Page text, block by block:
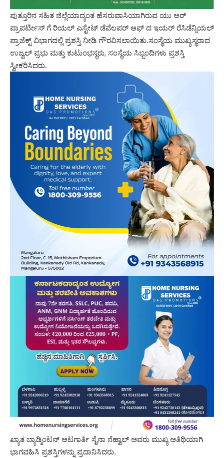
ಪುತ್ತೂರಿನ ಸಹಿತ ಜಿಲ್ಲೆಯಾದ್ಯಂತ ಹೆಸರುವಾಸಿಯಾಗಿರುವ ಯು ಆರ್
ಪ್ರಾಪರ್ಟೀಸ್ ಗೆ ರಿಯಲ್ ಎಸ್ಟೇಟ್ ಡೆವೆಲಪರ್ ಆಫ್ ದ ಇಯರ್ ರೆಸಿಡೆನ್ಸಿಯಲ್
ಪ್ರಾಜೆಕ್ಟ್ ವಿಭಾಗದಲ್ಲಿ ಪ್ರಶಸ್ತಿ ನೀಡಿ ಗೌರವಿಸಲಾಯಿತು.ಸಂಸ್ಥೆಯ ಮುಖ್ಯಸ್ಥರಾದ
ಉಜ್ವಲ್ ಪ್ರಭು ಮತ್ತು ಕುಟುಂಭಸ್ಥರು, ಸಂಸ್ಥೆಯ ಸಿಬ್ಬಂದಿಗಳು ಪ್ರಶಸ್ತಿ
ಸ್ವೀಕರಿಸಿದರು.
ಖ್ಯಾತ ಬ್ಯಾಡ್ಮಿಂಟನ್ ಆಟಗಾರ್ತಿ ಸೈನಾ ನೆಹ್ವಾಲ್‌ ಅವರು ಮುಖ್ಯ ಅತಿಥಿಯಾಗಿ
ಭಾಗವಹಿಸಿ ಪ್ರಶಸ್ತಿಗಳನ್ನು ಪ್ರದಾನಿಸಿದರು.